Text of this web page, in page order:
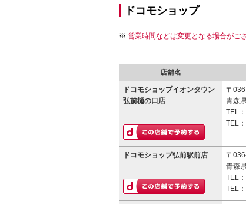
ドコモショップ
営業時間などは変更となる場合がご
店舗名
ドコモショップイオンタウン
弘前樋の口店
〒
青森
TEL：
TEL：
ドコモショップ弘前駅前店
〒
青森
TEL：
TEL：